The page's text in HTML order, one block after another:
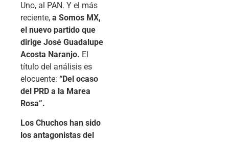
Uno, al PAN. Y el más
reciente, a Somos MX,
el nuevo partido que
dirige José Guadalupe
Acosta Naranjo. El
título del análisis es
elocuente: “Del ocaso
del PRD a la Marea
Rosa”.
Los Chuchos han sido
los antagonistas del